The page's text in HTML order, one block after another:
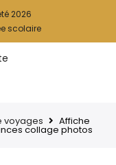
2026
scolaire
voyages Affiche
collage photos